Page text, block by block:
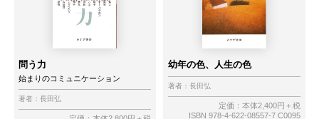
問う力
始まりのコミュニケーション
著者： 長田弘
幼年の色、人生の色
著者： 長田弘
定価：本体2,400円＋税
ISBN 978-4-622-08557-7 C0095